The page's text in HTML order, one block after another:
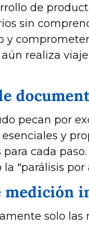
de
sin
realiza
pecan por
y
cada
"parálisis por
medición
solo